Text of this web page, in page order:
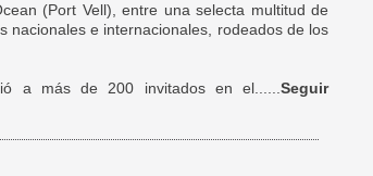
(Port Vell), entre una selecta multitud de
nacionales e internacionales, rodeados de los
a más de 200 invitados en el...... Seguir